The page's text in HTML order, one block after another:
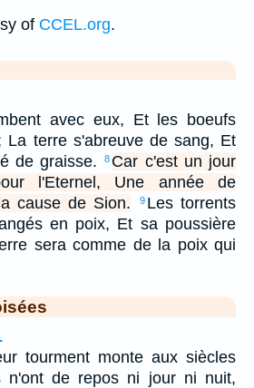
of CCEL.org.
avec eux, Et les boeufs
La terre s'abreuve de sang, Et
de graisse.
8 Car c'est un jour
l'Eternel, Une année de
cause de Sion.
9 Les torrents
en poix, Et sa poussière
sera comme de la poix qui
tourment monte aux siècles
n'ont de repos ni jour ni nuit,